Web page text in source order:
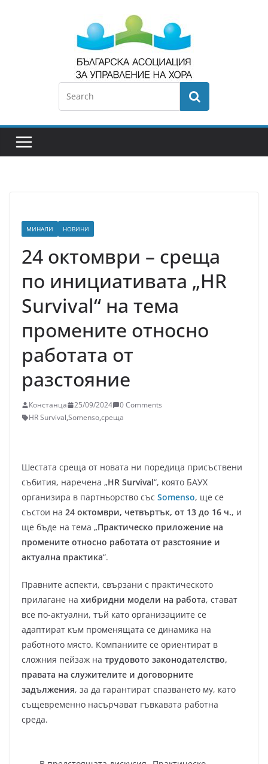
МИНАЛИ НОВИНИ
24 октомври – среща
по инициативата „HR
Survival“ на тема
промените относно
работата от
разстояние
Констанца 25/09/2024
0 Comments
HR Survival,Somenso,среща
Шестата среща от новата ни поредица присъствени
събития, наречена „HR Survival“, която БАУХ
организира в партньорство със Somenso, ще се
състои на 24 октомври, четвъртък, от 13 до 16 ч., и
ще бъде на тема „Практическо приложение на
промените относно работата от разстояние и
актуална практика“.
Правните аспекти, свързани с практическото
прилагане на хибридни модели на работа, стават
все по-актуални, тъй като организациите се
адаптират към променящата се динамика на
работното място. Компаниите се ориентират в
сложния пейзаж на трудовото законодателство,
правата на служителите и договорните
задължения, за да гарантират спазването му, като
същевременно насърчават гъвкавата работна
среда.